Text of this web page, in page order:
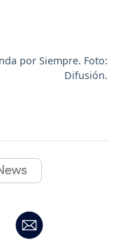
por Siempre. Foto:
Difusión.